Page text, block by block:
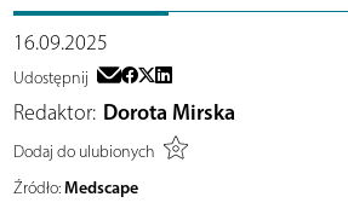
16.09.2025
Udostępnij
Redaktor: Dorota Mirska
Dodaj do ulubionych
Źródło: Medscape